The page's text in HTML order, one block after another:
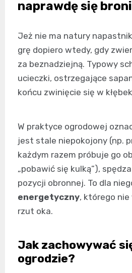
naprawdę się
Jeż nie ma natury
grę dopiero wtedy, gdy
za beznadziejną. Typowy
ucieczki, ostrzegające
końcu zwinięcie się w
W praktyce ogrodowej
jest stale niepokojony (np.
każdym razem próbuje go
„pobawić się kulką”),
pozycji obronnej. To dla
energetyczny, którego
rzut oka.
Jak zachowywać
ogrodzie?